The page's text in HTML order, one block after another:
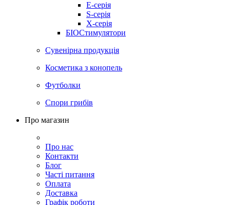
E-серія
S-серія
X-серія
БІОСтимулятори
Сувенірна продукція
Косметика з конопель
Футболки
Спори грибів
Про магазин
Про нас
Контакти
Блог
Часті питання
Оплата
Доставка
Графік роботи